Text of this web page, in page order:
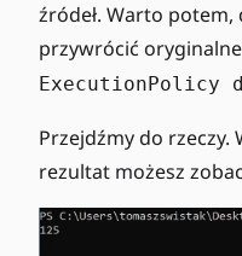
źródeł. Warto
przywrócić
ExecutionPolicy
Przejdźmy do rzeczy.
rezultat możesz